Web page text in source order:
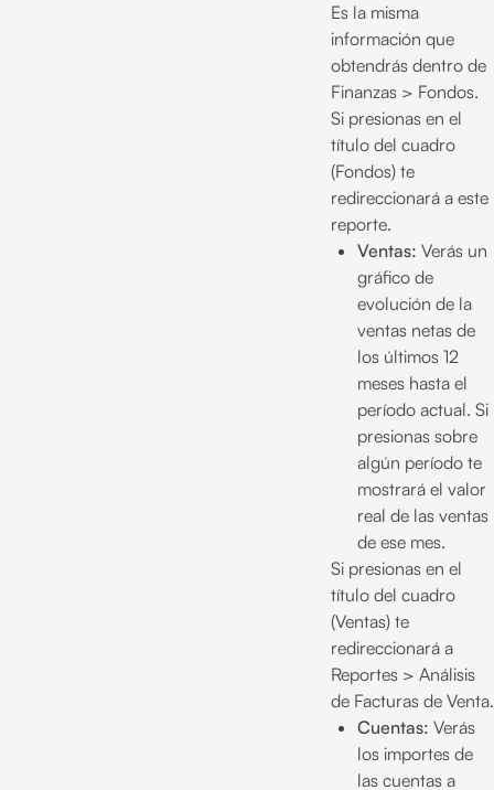
Es la misma
información que
obtendrás dentro de
Finanzas > Fondos.
Si presionas en el
título del cuadro
(Fondos) te
redireccionará a este
reporte.
Ventas: Verás un
gráfico de
evolución de la
ventas netas de
los últimos 12
meses hasta el
período actual. Si
presionas sobre
algún período te
mostrará el valor
real de las ventas
de ese mes.
Si presionas en el
título del cuadro
(Ventas) te
redireccionará a
Reportes > Análisis
de Facturas de Venta.
Cuentas: Verás
los importes de
las cuentas a